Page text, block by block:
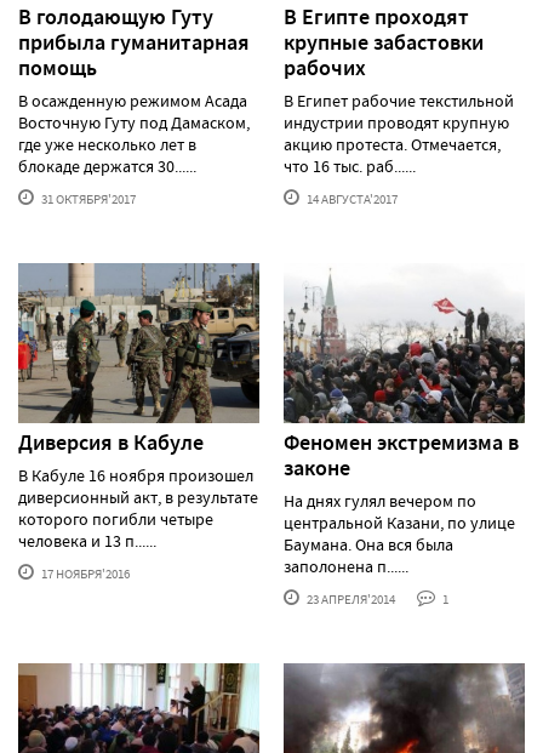
В голодающую Гуту
прибыла гуманитарная
помощь
В осажденную режимом Асада
Восточную Гуту под Дамаском,
где уже несколько лет в
блокаде держатся 30......
31 ОКТЯБРЯ'2017
В Египте проходят
крупные забастовки
рабочих
В Египет рабочие текстильной
индустрии проводят крупную
акцию протеста. Отмечается,
что 16 тыс. раб......
14 АВГУСТА'2017
Диверсия в Кабуле
В Кабуле 16 ноября произошел
диверсионный акт, в результате
которого погибли четыре
человека и 13 п......
17 НОЯБРЯ'2016
Феномен экстремизма в
законе
На днях гулял вечером по
центральной Казани, по улице
Баумана. Она вся была
заполонена п......
23 АПРЕЛЯ'2014 1